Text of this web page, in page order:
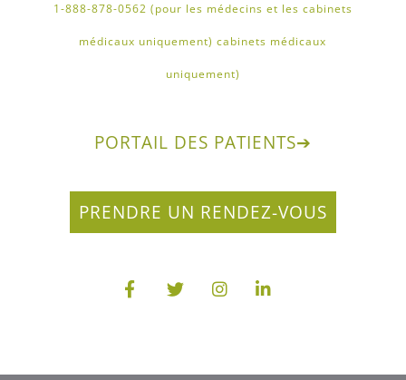
1-888-878-0562 (pour les médecins et les cabinets
médicaux uniquement) cabinets médicaux
uniquement)
PORTAIL DES PATIENTS➔
PRENDRE UN RENDEZ-VOUS